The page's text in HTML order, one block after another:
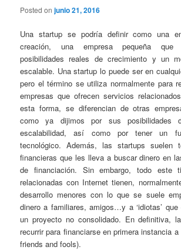
Posted onjunio 21, 2016
Una startup se podría definir como una
creación, una empresa pequeña que
posibilidades reales de crecimiento y un
escalable. Una startup lo puede ser en
pero el término se utiliza normalmente para
empresas que ofrecen servicios
esta forma, se diferencian de otras
como ya dijimos por sus posibilidades
escalabilidad, así como por tener un
tecnológico. Además, las startups suelen
financieras que les lleva a buscar dinero en
de financiación. Sin embargo, todo este
relacionadas con Internet tienen,
desarrollo menores con lo que se suele
dinero a familiares, amigos…y a ‘idiotas’
un proyecto no consolidado. En definitiva,
recurrir para financiarse en primera instancia
friends and fools).